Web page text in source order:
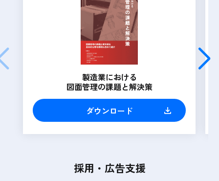
製造業における
図面管理の課題と解決策
ダウンロード
採用・広告支援